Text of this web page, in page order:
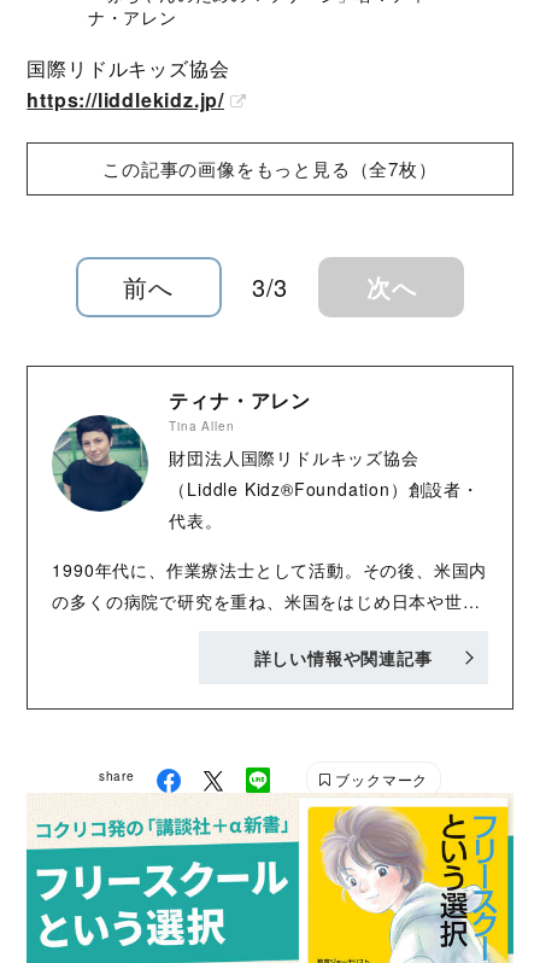
ナ・アレン
国際リドルキッズ協会
https://liddlekidz.jp/
この記事の画像をもっと見る（全7枚）
前へ 3/3 次へ
ティナ・アレン
Tina Allen
財団法人国際リドルキッズ協会
（Liddle Kidz®Foundation）創設者・
代表。
1990年代に、作業療法士として活動。その後、米国内
の多くの病院で研究を重ね、米国をはじめ日本や世界
のもとに医療ケアが必要な子どもたちに向けた小児タ
必要とする子どもたちを対象に行っている活動と功績
を通じて多数の賞の受賞歴を持つ、小児タッチセラピ
ーの第一人者。国際会議等での招待講演の実績もあ
り。 日本では国立成育医療研究センター、大阪市立総
合医療センター、大阪発達総合療育センター、東大寺
福祉療育病院などで小児タッチセラピー指導も。 夫と
詳しい情報や関連記事
share ブックマーク